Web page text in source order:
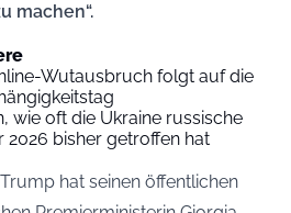
machen“.
Wutausbruch folgt auf die
wie oft die Ukraine russische
2026 bisher getroffen hat
hat seinen öffentlichen